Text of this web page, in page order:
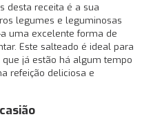
desta receita é a sua
legumes e leguminosas
uma excelente forma de
Este salteado é ideal para
já estão há algum tempo
refeição deliciosa e